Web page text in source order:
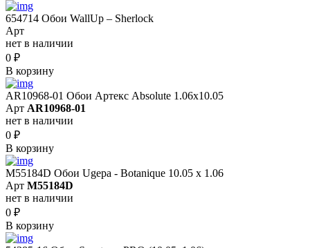
654714 Обои WallUp – Sherlock
Арт
нет в наличии
0 ₽
В корзину
AR10968-01 Обои Артекс Absolute 1.06x10.05
Арт AR10968-01
нет в наличии
0 ₽
В корзину
M55184D Обои Ugepa - Botanique 10.05 х 1.06
Арт M55184D
нет в наличии
0 ₽
В корзину